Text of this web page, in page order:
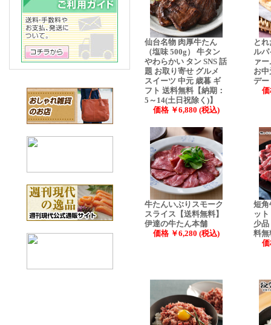
仙台名物 肉厚牛たん
（塩味 500g） 牛タン
やわらかい タン SNS 話
題 お取り寄せ グルメ
スイーツ 中元 歳暮 ギ
フト 送料無料【納期：
5～14(土日祝除く)】
価格 ￥6,880 (税込)
と
ルパ
ァ
お
デー
価
牛たんいぶりスモーク
スライス【送料無料】
伊達の牛たん本舗
価格 ￥6,280 (税込)
短角
ッ
少
料無
価